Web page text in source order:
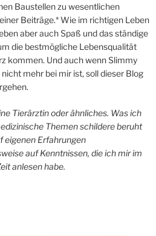
Baustellen zu wesentlichen
Beiträge.* Wie im richtigen Leben
aber auch Spaß und das ständige
die bestmögliche Lebensqualität
kommen. Und auch wenn Slimmy
mehr bei mir ist, soll dieser Blog
Tierärztin oder ähnliches. Was ich
Themen schildere beruht
eigenen Erfahrungen
auf Kenntnissen, die ich mir im
anlesen habe.